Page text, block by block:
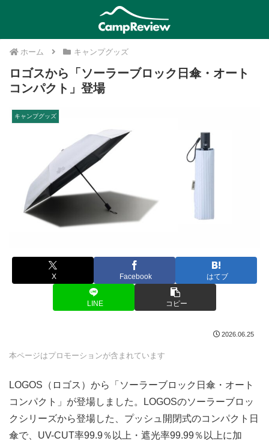
ホーム キャンプグッズ
ロゴスから「ソーラーブロック日傘・オート
コンパクト」登場
キャンプグッズ
X Facebook はてブ
LINE コピー
2026.06.25
本ページはプロモーションが含まれています
LOGOS（ロゴス）から「ソーラーブロック日傘・オート
コンパクト」が登場しました。LOGOSのソーラーブロッ
クシリーズから登場した、プッシュ開閉式のコンパクト日
傘で、UV-CUT率99.9％以上・遮光率99.99％以上に加